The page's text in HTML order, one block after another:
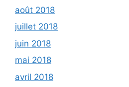
août 2018
juillet 2018
juin 2018
mai 2018
avril 2018